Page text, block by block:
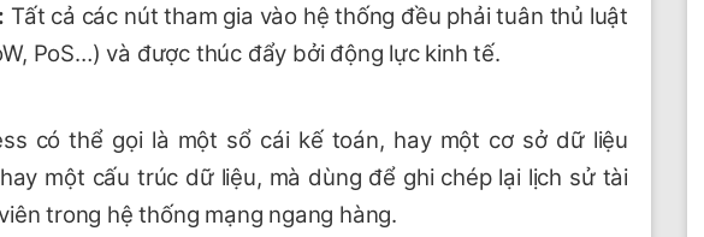
Tất cả các nút tham gia vào hệ thống đều phải tuân thủ luật
PoS…) và được thúc đẩy bởi động lực kinh tế.
có thể gọi là một sổ cái kế toán, hay một cơ sở dữ liệu
một cấu trúc dữ liệu, mà dùng để ghi chép lại lịch sử tài
trong hệ thống mạng ngang hàng.